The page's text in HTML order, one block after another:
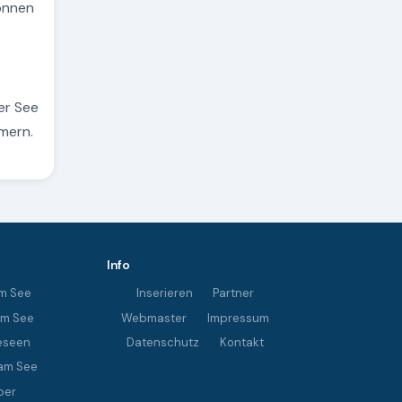
See
See
See
See
Info
Inserieren
Partner
Webmaster
Impressum
Datenschutz
Kontakt